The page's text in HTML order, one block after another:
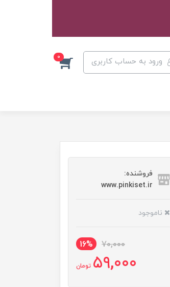
ورود به حساب کاربری 0
فروشنده:
www.pinkiset.ir
ناموجود
70,000
16%
59,000 تومان